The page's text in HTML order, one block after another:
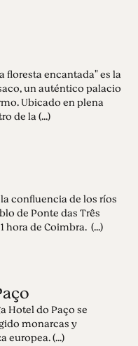
floresta encantada" es la
un auténtico palacio
Ubicado en plena
de la (...)
confluencia de los ríos
de Ponte das Três
hora de Coimbra. (...)
Hotel do Paço se
monarcas y
europea. (...)